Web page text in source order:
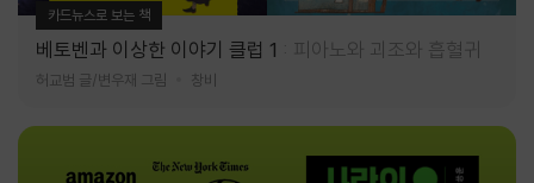
카드뉴스로 보는 책
베토벤과 이상한 이야기 클럽 1 피아노와 괴조와 흡혈귀
허교범 글/변우재 그림 창비